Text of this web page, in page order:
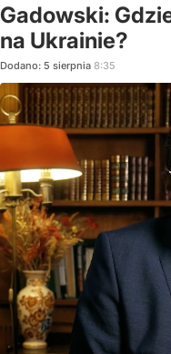
Gadowski:
na Ukrainie?
Dodano: 5 sierpnia 8:35